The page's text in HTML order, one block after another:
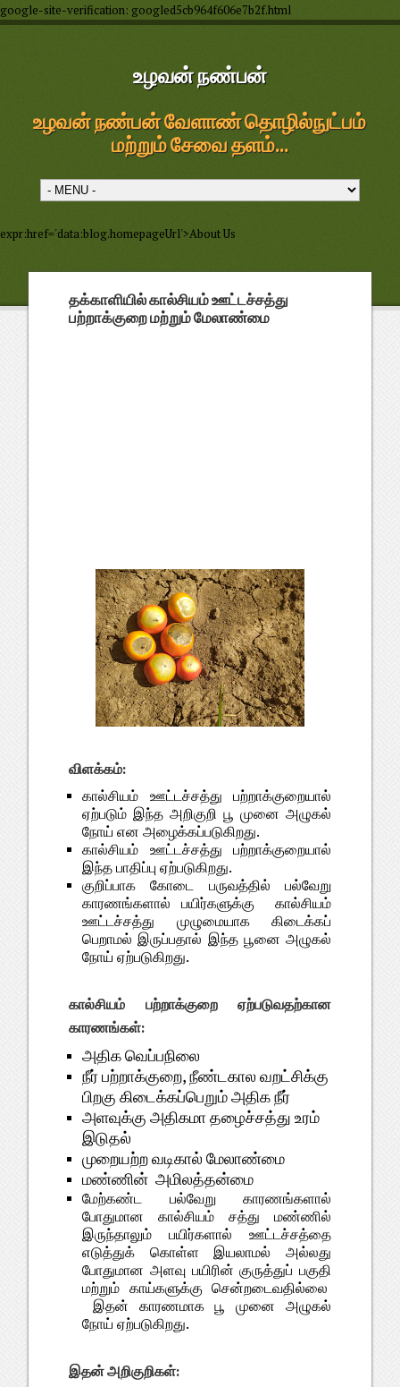
google-site-verification: googled5cb964f606e7b2f.html
உழவன் நண்பன்
உழவன் நண்பன் வேளாண் தொழில்நுட்பம்
மற்றும் சேவை தளம்...
expr:href='data:blog.homepageUrl'>About Us
தக்காளியில் கால்சியம் ஊட்டச்சத்து
பற்றாக்குறை மற்றும் மேலாண்மை
விளக்கம்:
கால்சியம் ஊட்டச்சத்து பற்றாக்குறையால்
ஏற்படும் இந்த அறிகுறி பூ முனை அழுகல்
நோய் என அழைக்கப்படுகிறது.
கால்சியம் ஊட்டச்சத்து பற்றாக்குறையால்
இந்த பாதிப்பு ஏற்படுகிறது.
குறிப்பாக கோடை பருவத்தில் பல்வேறு
காரணங்களால் பயிர்களுக்கு கால்சியம்
ஊட்டச்சத்து முழுமையாக கிடைக்கப்
பெறாமல் இருப்பதால் இந்த பூனை அழுகல்
நோய் ஏற்படுகிறது.
கால்சியம் பற்றாக்குறை ஏற்படுவதற்கான
காரணங்கள்:
அதிக வெப்பநிலை
நீர் பற்றாக்குறை, நீண்டகால வறட்சிக்கு
பிறகு கிடைக்கப்பெறும் அதிக நீர்
அளவுக்கு அதிகமா தழைச்சத்து உரம்
இடுதல்
முறையற்ற வடிகால் மேலாண்மை
மண்ணின் அமிலத்தன்மை
மேற்கண்ட பல்வேறு காரணங்களால்
போதுமான கால்சியம் சத்து மண்ணில்
இருந்தாலும் பயிர்களால் ஊட்டச்சத்தை
எடுத்துக் கொள்ள இயலாமல் அல்லது
போதுமான அளவு பயிரின் குருத்துப் பகுதி
மற்றும் காய்களுக்கு சென்றடைவதில்லை
இதன் காரணமாக பூ முனை அழுகல்
நோய் ஏற்படுகிறது.
இதன் அறிகுறிகள்: